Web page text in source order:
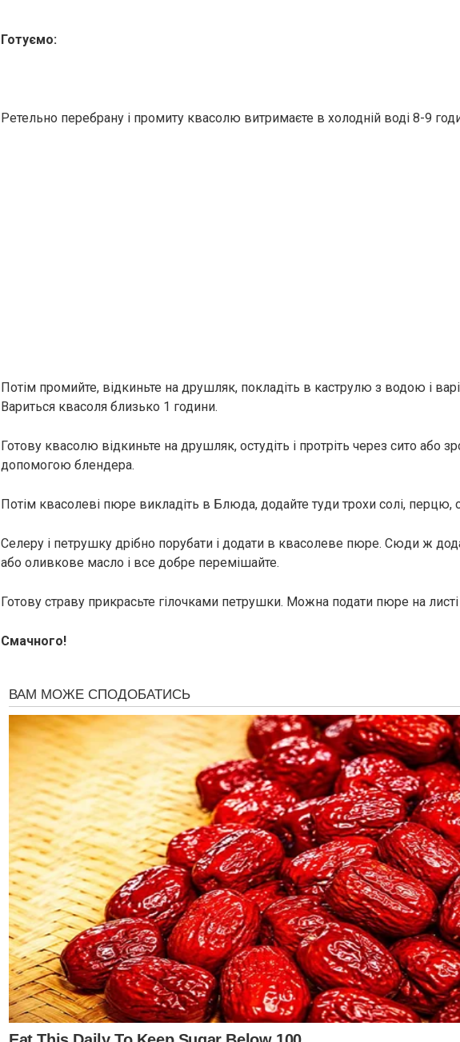
Готуємо:
Ретельно перебрану і промиту квасолю витримаєте в холодній воді 8-9
Потім промийте, відкиньте на друшляк, покладіть в каструлю з водою і
Вариться квасоля близько 1 години.
Готову квасолю відкиньте на друшляк, остудіть і протріть через сито або
допомогою блендера.
Потім квасолеві пюре викладіть в Блюда, додайте туди трохи солі, перцю,
Селеру і петрушку дрібно порубати і додати в квасолеве пюре. Сюди ж
або оливкове масло і все добре перемішайте.
Готову страву прикрасьте гілочками петрушки. Можна подати пюре на листі
Смачного!